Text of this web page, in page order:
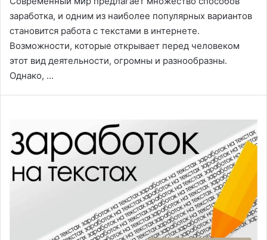
заработка, и одним из наиболее популярных вариантов
становится работа с текстами в интернете.
Возможности, которые открывает перед человеком
этот вид деятельности, огромны и разнообразны.
Однако, …